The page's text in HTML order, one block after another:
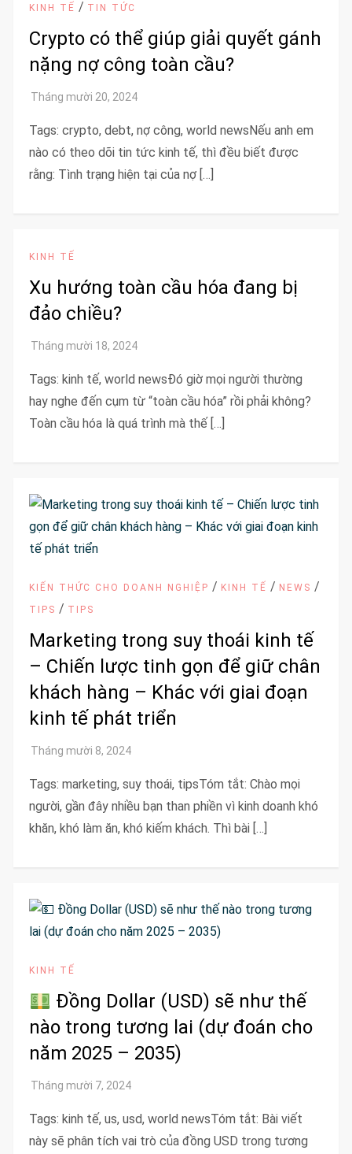
KINH TẾ / TIN TỨC
Crypto có thể giúp giải quyết gánh
nặng nợ công toàn cầu?
Tags: crypto, debt, nợ công, world newsNếu anh em
nào có theo dõi tin tức kinh tế, thì đều biết được
rằng: Tình trạng hiện tại của nợ […]
KINH TẾ
Xu hướng toàn cầu hóa đang bị
đảo chiều?
Tags: kinh tế, world newsĐó giờ mọi người thường
hay nghe đến cụm từ “toàn cầu hóa” rồi phải không?
Toàn cầu hóa là quá trình mà thế […]
KIẾN THỨC CHO DOANH NGHIỆP / KINH TẾ / NEWS /
TIPS / TIPS
Marketing trong suy thoái kinh tế
– Chiến lược tinh gọn để giữ chân
khách hàng – Khác với giai đoạn
kinh tế phát triển
Tags: marketing, suy thoái, tipsTóm tắt: Chào mọi
người, gần đây nhiều bạn than phiền vì kinh doanh khó
khăn, khó làm ăn, khó kiếm khách. Thì bài […]
KINH TẾ
Đồng Dollar (USD) sẽ như thế
nào trong tương lai (dự đoán cho
năm 2025 – 2035)
Tags: kinh tế, us, usd, world newsTóm tắt: Bài viết
này sẽ phân tích vai trò của đồng USD trong tương